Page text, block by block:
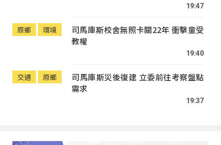
19:47
原鄉 環境
司馬庫斯校舍無照卡關22年 衝擊童受
教權
19:40
交通 原鄉
司馬庫斯災後復建 立委前往考察盤點
需求
19:37